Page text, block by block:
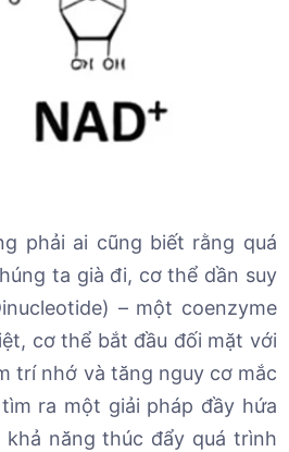
phải ai cũng biết rằng quá
ta già đi, cơ thể dần suy
– một coenzyme
cơ thể bắt đầu đối mặt với
trí nhớ và tăng nguy cơ mắc
ra một giải pháp đầy hứa
năng thúc đẩy quá trình